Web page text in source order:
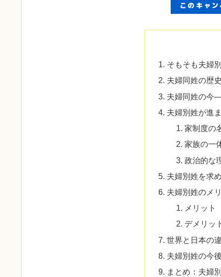
そもそも夫婦
夫婦同姓の歴
夫婦同姓の今
夫婦別姓が進
家制度の
家族の一
政治的な
夫婦別姓を求
夫婦別姓のメ
メリット
デメリッ
世界と日本の
夫婦別姓の今
まとめ：夫婦